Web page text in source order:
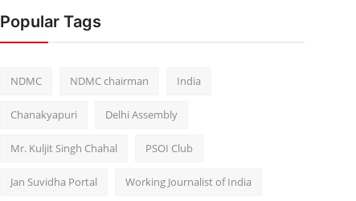
Popular Tags
NDMC NDMC chairman India
Chanakyapuri Delhi Assembly
Mr. Kuljit Singh Chahal PSOI Club
Jan Suvidha Portal Working Journalist of India